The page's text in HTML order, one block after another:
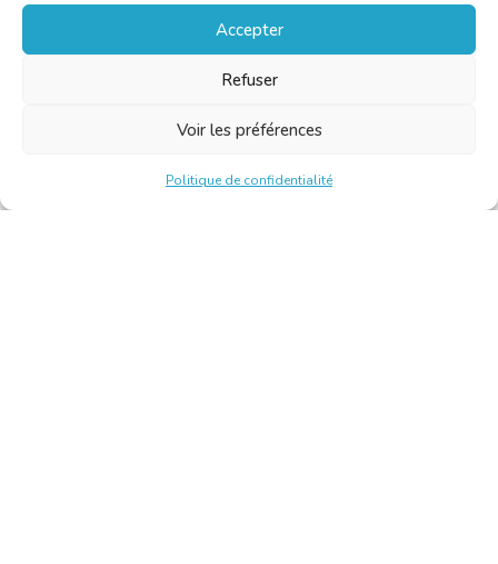
Accepter
Refuser
Voir les préférences
Politique de confidentialité